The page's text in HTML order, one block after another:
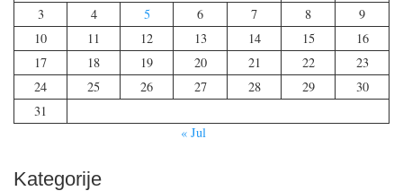
3
4 5 6 7 8
9
10
11 12 13 14 15
16
17
18 19 20 21 22
23
24
25 26 27 28 29
30
31
« Jul
Kategorije